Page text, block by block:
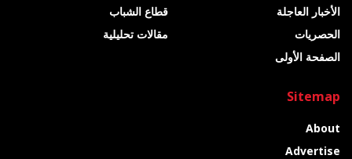
الأخبار العاجلة
الحصريات
الصفحة الأولى
قطاع الشباب
مقالات تحليلية
Sitemap
About
Advertise